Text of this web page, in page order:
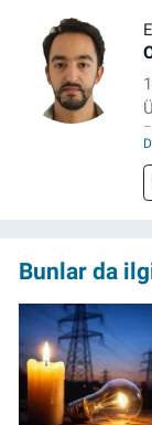
Bunlar da